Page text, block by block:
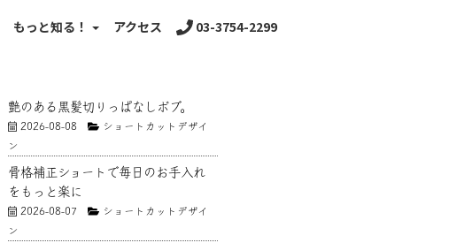
もっと知る！ アクセス 03-3754-2299
艶のある黒髪切りっぱなしボブ。
2026-08-08
ショートカットデザイ
ン
骨格補正ショートで毎日のお手入れ
をもっと楽に
2026-08-07
ショートカットデザイ
ン